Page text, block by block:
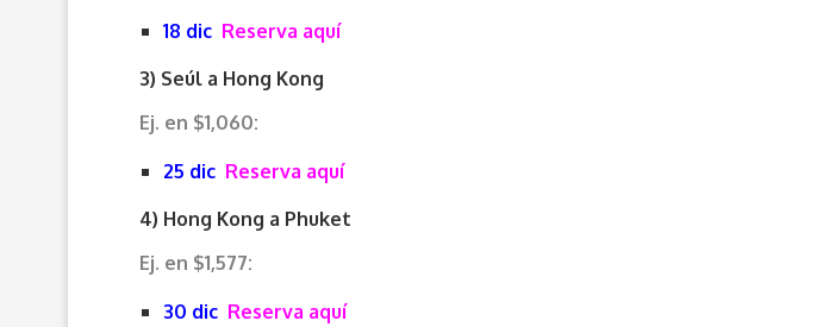
18 dic Reserva aquí
3) Seúl a Hong Kong
Ej. en $1,060:
25 dic Reserva aquí
4) Hong Kong a Phuket
Ej. en $1,577:
30 dic Reserva aquí